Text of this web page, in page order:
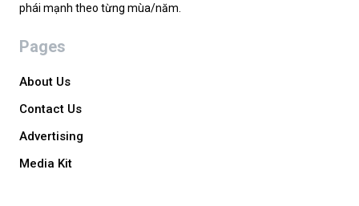
phái mạnh theo từng mùa/năm.
Pages
About Us
Contact Us
Advertising
Media Kit